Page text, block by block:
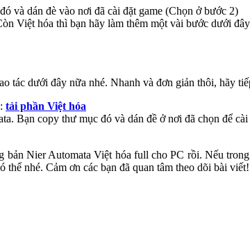
và dán đè vào nơi đã cài đặt game (Chọn ở bước 2)
Việt hóa thì bạn hãy làm thêm một vài bước dưới
tác dưới đây nữa nhé. Nhanh và đơn giản thôi, hãy
tải phần Việt hóa
Bạn copy thư mục đó và dán đề ở nơi đã chọn để
Nier Automata Việt hóa full cho PC rồi. Nếu
nhé. Cảm ơn các bạn đã quan tâm theo dõi bài